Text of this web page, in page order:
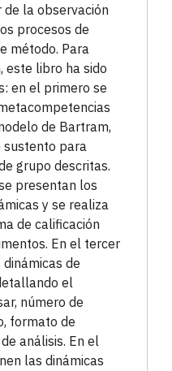
la observación
procesos de
método. Para
este libro ha sido
en el primero se
de Bartram,
sustento para
grupo descritas.
presentan los
y se realiza
de calificación
En el tercer
de
el
número de
formato de
análisis. En el
las dinámicas